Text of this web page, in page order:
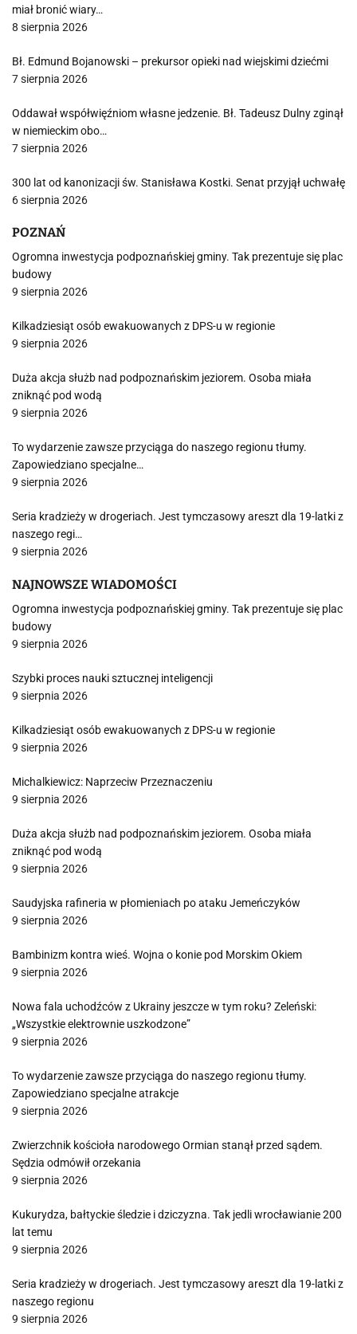
miał bronić wiary…
8 sierpnia 2026
Bł. Edmund Bojanowski – prekursor opieki nad wiejskimi dziećmi
7 sierpnia 2026
Oddawał współwięźniom własne jedzenie. Bł. Tadeusz Dulny zginął
w niemieckim obo…
7 sierpnia 2026
300 lat od kanonizacji św. Stanisława Kostki. Senat przyjął uchwałę
6 sierpnia 2026
POZNAŃ
Ogromna inwestycja podpoznańskiej gminy. Tak prezentuje się plac
budowy
9 sierpnia 2026
Kilkadziesiąt osób ewakuowanych z DPS-u w regionie
9 sierpnia 2026
Duża akcja służb nad podpoznańskim jeziorem. Osoba miała
zniknąć pod wodą
9 sierpnia 2026
To wydarzenie zawsze przyciąga do naszego regionu tłumy.
Zapowiedziano specjalne…
9 sierpnia 2026
Seria kradzieży w drogeriach. Jest tymczasowy areszt dla 19-latki z
naszego regi…
9 sierpnia 2026
NAJNOWSZE WIADOMOŚCI
Ogromna inwestycja podpoznańskiej gminy. Tak prezentuje się plac
budowy
9 sierpnia 2026
Szybki proces nauki sztucznej inteligencji
9 sierpnia 2026
Kilkadziesiąt osób ewakuowanych z DPS-u w regionie
9 sierpnia 2026
Michalkiewicz: Naprzeciw Przeznaczeniu
9 sierpnia 2026
Duża akcja służb nad podpoznańskim jeziorem. Osoba miała
zniknąć pod wodą
9 sierpnia 2026
Saudyjska rafineria w płomieniach po ataku Jemeńczyków
9 sierpnia 2026
Bambinizm kontra wieś. Wojna o konie pod Morskim Okiem
9 sierpnia 2026
Nowa fala uchodźców z Ukrainy jeszcze w tym roku? Zeleński:
„Wszystkie elektrownie uszkodzone”
9 sierpnia 2026
To wydarzenie zawsze przyciąga do naszego regionu tłumy.
Zapowiedziano specjalne atrakcje
9 sierpnia 2026
Zwierzchnik kościoła narodowego Ormian stanął przed sądem.
Sędzia odmówił orzekania
9 sierpnia 2026
Kukurydza, bałtyckie śledzie i dziczyzna. Tak jedli wrocławianie 200
lat temu
9 sierpnia 2026
Seria kradzieży w drogeriach. Jest tymczasowy areszt dla 19-latki z
naszego regionu
9 sierpnia 2026